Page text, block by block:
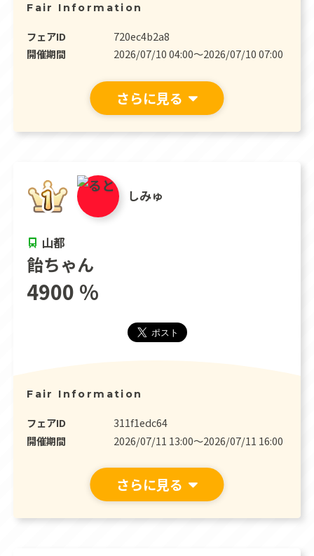
さらに見る
Fair Information
フェアID
720ec4b2a8
開催期間
2026/07/10 04:00〜2026/07/10 07:00
しみゅ
山都
飴ちゃん
4900 %
さらに見る
Fair Information
フェアID
311f1edc64
開催期間
2026/07/11 13:00〜2026/07/11 16:00